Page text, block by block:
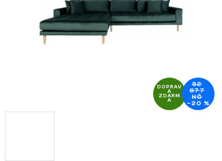
DOPRAV
A
ZDARM
A
32
677
KČ
–20 %